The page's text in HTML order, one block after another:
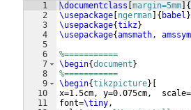
1
2
3
4
5
6
7
8
9
10
11
\documentclass margin=5mm {
\usepackage ngerman { babel }
\usepackage{tikz}
\usepackage{amsmath,
%===========
\begin{document }
%===========
\begin{tikzpicture}
x=1.5cm, y=0.075cm,
font=\tiny,